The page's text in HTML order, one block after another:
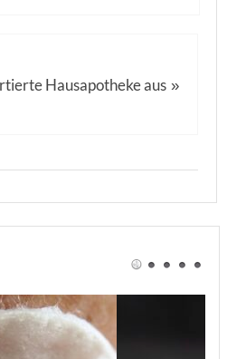
Hausapotheke aus »